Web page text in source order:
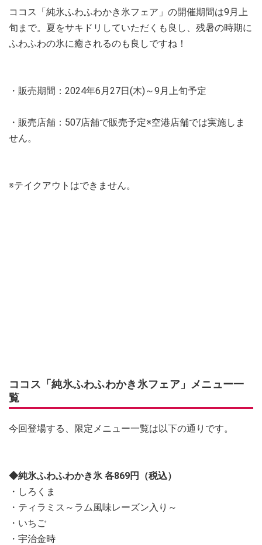
ココス「純氷ふわふわかき氷フェア」の開催期間は9月上
旬まで。夏をサキドリしていただくも良し、残暑の時期に
ふわふわの氷に癒されるのも良しですね！
・販売期間：2024年6月27日(木)～9月上旬予定
・販売店舗：507店舗で販売予定※空港店舗では実施しま
せん。
※テイクアウトはできません。
ココス「純氷ふわふわかき氷フェア」メニュー一
覧
今回登場する、限定メニュー一覧は以下の通りです。
◆純氷ふわふわかき氷 各869円（税込）
・しろくま
・ティラミス～ラム風味レーズン入り～
・いちご
・宇治金時